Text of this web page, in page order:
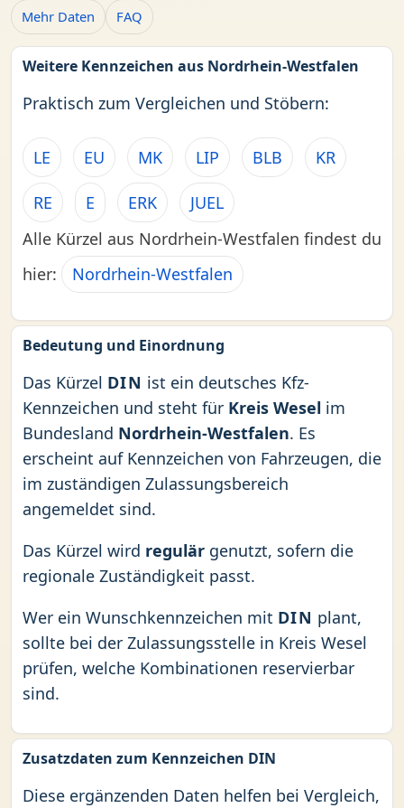
Mehr Daten
FAQ
Weitere Kennzeichen aus Nordrhein-Westfalen
Praktisch zum Vergleichen und Stöbern:
LE EU MK LIP BLB KR
RE E ERK
JUEL
Alle Kürzel aus Nordrhein-Westfalen findest du
hier:
Nordrhein-Westfalen
Bedeutung und Einordnung
Das Kürzel DIN ist ein deutsches Kfz-
Kennzeichen und steht für Kreis Wesel im
Bundesland Nordrhein-Westfalen. Es
erscheint auf Kennzeichen von Fahrzeugen, die
im zuständigen Zulassungsbereich
angemeldet sind.
Das Kürzel wird regulär genutzt, sofern die
regionale Zuständigkeit passt.
Wer ein Wunschkennzeichen mit DIN plant,
sollte bei der Zulassungsstelle in Kreis Wesel
prüfen, welche Kombinationen reservierbar
sind.
Zusatzdaten zum Kennzeichen DIN
Diese ergänzenden Daten helfen bei Vergleich,